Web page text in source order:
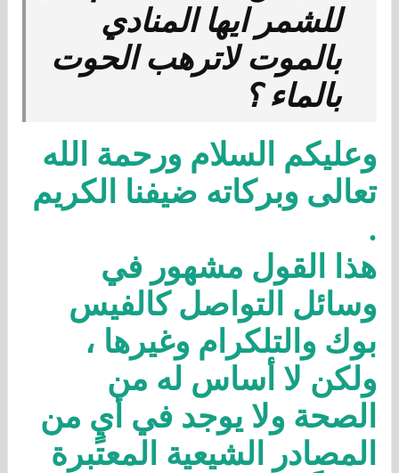
للشمر ايها المنادي
بالموت لاترهب الحوت
بالماء ؟
وعليكم السلام ورحمة الله
تعالى وبركاته ضيفنا الكريم
.
هذا القول مشهور في
وسائل التواصل كالفيس
بوك والتلكرام وغيرها ،
ولكن لا أساس له من
الصحة ولا يوجد في أيٍ من
المصادر الشيعية المعتبرة